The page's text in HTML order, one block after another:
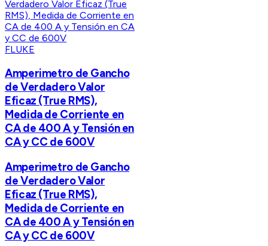
FLUKE
Amperimetro de Gancho
de Verdadero Valor
Eficaz (True RMS),
Medida de Corriente en
CA de 400 A y Tensión en
CA y CC de 600V
Amperimetro de Gancho
de Verdadero Valor
Eficaz (True RMS),
Medida de Corriente en
CA de 400 A y Tensión en
CA y CC de 600V